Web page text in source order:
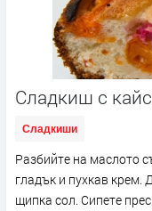
Сладкиш с
Сладкиши
Разбийте на маслото
гладък и пухкав крем.
щипка сол. Сипете